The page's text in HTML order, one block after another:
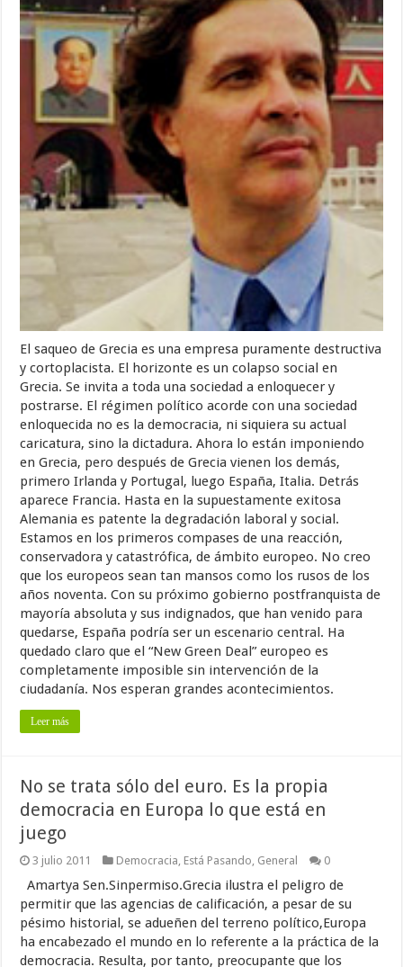
El saqueo de Grecia es una empresa puramente destructiva
y cortoplacista. El horizonte es un colapso social en
Grecia. Se invita a toda una sociedad a enloquecer y
postrarse. El régimen político acorde con una sociedad
enloquecida no es la democracia, ni siquiera su actual
caricatura, sino la dictadura. Ahora lo están imponiendo
en Grecia, pero después de Grecia vienen los demás,
primero Irlanda y Portugal, luego España, Italia. Detrás
aparece Francia. Hasta en la supuestamente exitosa
Alemania es patente la degradación laboral y social.
Estamos en los primeros compases de una reacción,
conservadora y catastrófica, de ámbito europeo. No creo
que los europeos sean tan mansos como los rusos de los
años noventa. Con su próximo gobierno postfranquista de
mayoría absoluta y sus indignados, que han venido para
quedarse, España podría ser un escenario central. Ha
quedado claro que el “New Green Deal” europeo es
completamente imposible sin intervención de la
ciudadanía. Nos esperan grandes acontecimientos.
Leer más
No se trata sólo del euro. Es la propia
democracia en Europa lo que está en
juego
3 julio 2011 Democracia, Está Pasando, General 0
Amartya Sen.Sinpermiso.Grecia ilustra el peligro de
permitir que las agencias de calificación, a pesar de su
pésimo historial, se adueñen del terreno político,Europa
ha encabezado el mundo en lo referente a la práctica de la
democracia. Resulta, por tanto, preocupante que los